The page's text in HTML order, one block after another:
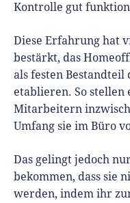
Kontrolle gut
Diese Erfahrung hat
bestärkt, das
als festen Bestandteil
etablieren. So stellen
Mitarbeitern
Umfang sie im Büro
Das gelingt jedoch
bekommen, dass sie
werden, indem ihr